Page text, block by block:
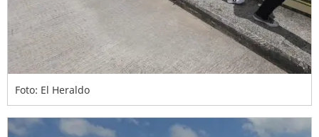
Foto: El Heraldo